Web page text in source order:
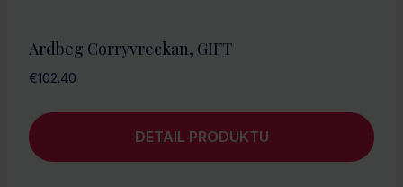
Ardbeg Corryvreckan, GIFT
€102.40
DETAIL PRODUKTU